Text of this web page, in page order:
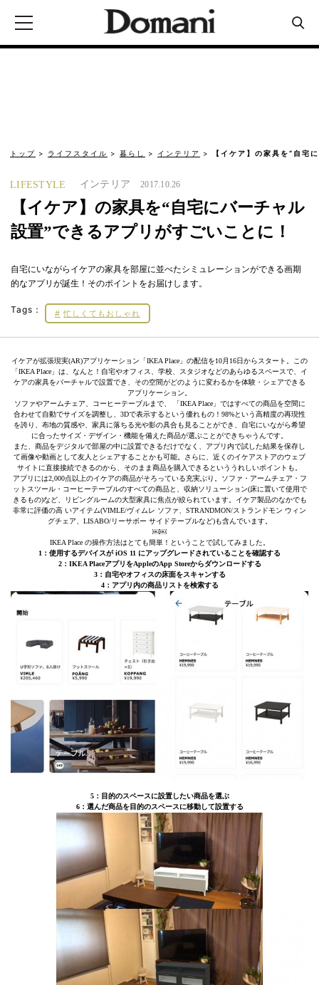
トップ ライフスタイル 暮らし インテリア 【イケア】の家具を“自宅
LIFESTYLE インテリア 2017.10.26
【イケア】の家具を“自宅にバーチャル
設置”できるアプリがすごいことに！
自宅にいながらイケアの家具を部屋に並べたシミュレーションができる画期
的なアプリが誕生！そのポイントをお届けします。
Tags： 忙しくてもおしゃれ
イケアが拡張現実(AR)アプリケーション「IKEA Place」の配信を10月16日からスタート。この
「IKEA Place」は、なんと！自宅やオフィス、学校、スタジオなどのあらゆるスペースで、イ
ケアの家具をバーチャルで設置でき、その空間がどのように変わるかを体験・シェアできる
アプリケーション。
ソファやアームチェア、コーヒーテーブルまで、 「IKEA Place」ではすべての商品を空間に
合わせて自動でサイズを調整し、3Dで表示するという優れもの！98%という高精度の再現性
を誇り、布地の質感や、家具に落ちる光や影の具合も見ることができ、自宅にいながら希望
に合ったサイズ・デザイン・機能を備えた商品が選ぶことができちゃうんです。
また、商品をデジタルで部屋の中に設置できるだけでなく、アプリ内で試した結果を保存し
て画像や動画として友人とシェアすることかも可能。さらに、近くのイケアストアのウェブ
サイトに直接接続できるのから、そのまま商品を購入できるといううれしいポイントも。
アプリには2,000点以上のイケアの商品がそろっている充実ぶり。ソファ・アームチェア・フ
ットスツール・コーヒーテーブルのすべての商品と、収納ソリューション(床に置いて使用で
きるもの)など、リビングルームの大型家具に焦点が絞られています。イケア製品のなかでも
非常に評価の高 いアイテム(VIMLE/ヴィムレ ソファ、STRANDMON/ストランドモン ウィン
グチェア、LISABO/リーサボー サイドテーブルなど)も含んでいます。
￼￼
IKEA Place の操作方法はとても簡単！ということで試してみました。
1：使用するデバイスが iOS 11 にアップグレードされていることを確認する
2：IKEA PlaceアプリをAppleのApp Storeからダウンロードする
3：自宅やオフィスの床面をスキャンする
4：アプリ内の商品リストを検索する
5：目的のスペースに設置したい商品を選ぶ
6：選んだ商品を目的のスペースに移動して設置する